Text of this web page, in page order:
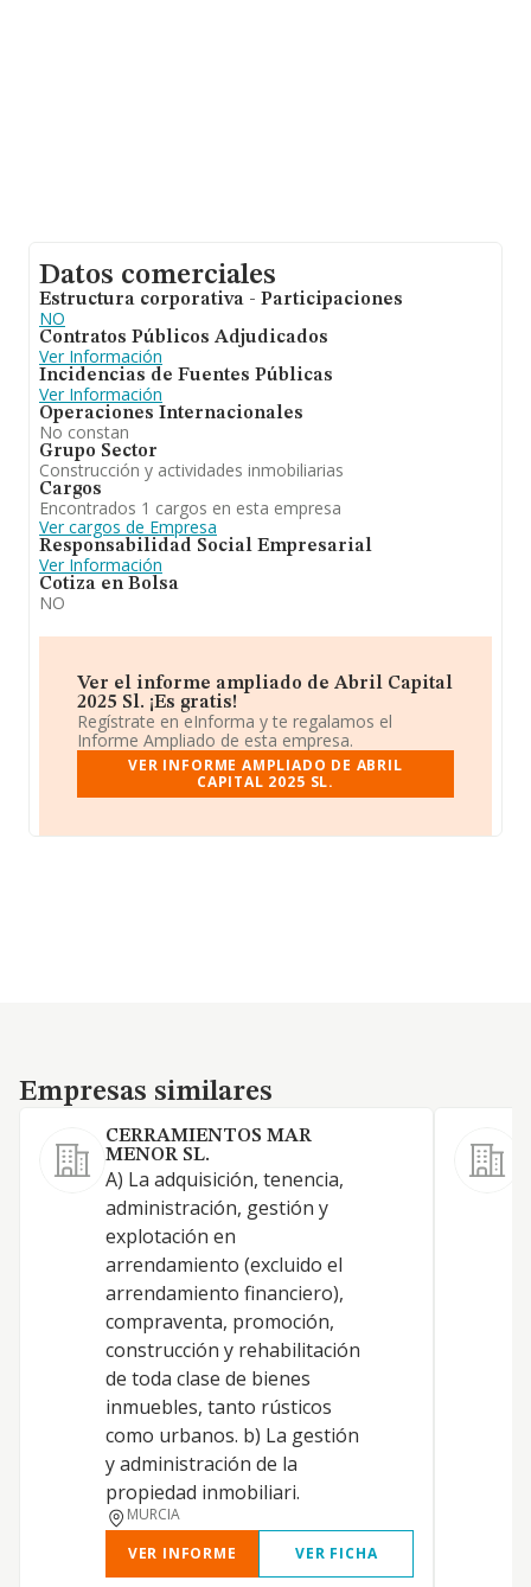
Datos comerciales
Estructura corporativa - Participaciones
NO
Contratos Públicos Adjudicados
Ver Información
Incidencias de Fuentes Públicas
Ver Información
Operaciones Internacionales
No constan
Grupo Sector
Construcción y actividades inmobiliarias
Cargos
Encontrados 1 cargos en esta empresa
Ver cargos de Empresa
Responsabilidad Social Empresarial
Ver Información
Cotiza en Bolsa
NO
Ver el informe ampliado de Abril Capital
2025 Sl. ¡Es gratis!
Regístrate en eInforma y te regalamos el
Informe Ampliado de esta empresa.
VER INFORME AMPLIADO DE ABRIL
CAPITAL 2025 SL.
Empresas similares
Empresas similares
CERRAMIENTOS MAR
MENOR SL.
A) La adquisición, tenencia,
administración, gestión y
explotación en
arrendamiento (excluido el
arrendamiento financiero),
compraventa, promoción,
construcción y rehabilitación
de toda clase de bienes
inmuebles, tanto rústicos
como urbanos. b) La gestión
y administración de la
propiedad inmobiliari.
MURCIA
VER INFORME
VER FICHA